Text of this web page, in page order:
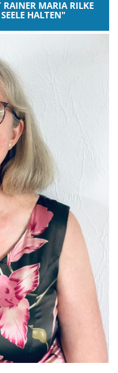
RAINER MARIA RILKE
HALTEN"